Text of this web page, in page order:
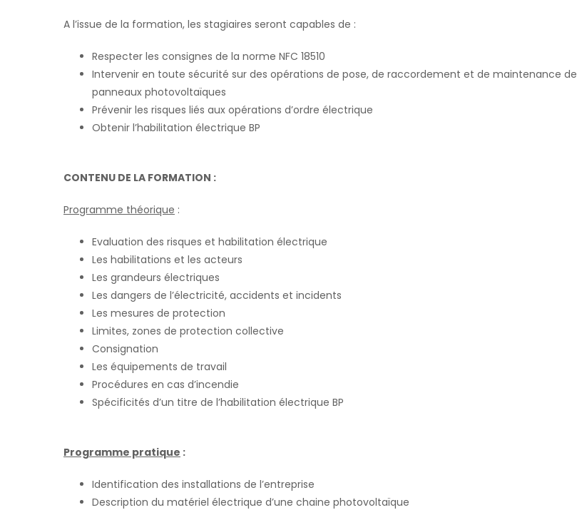
A l’issue de la formation, les stagiaires seront capables de :
Respecter les consignes de la norme NFC 18510
Intervenir en toute sécurité sur des opérations de pose, de raccordement et de maintenance de
panneaux photovoltaïques
Prévenir les risques liés aux opérations d’ordre électrique
Obtenir l’habilitation électrique BP
CONTENU DE LA FORMATION :
Programme théorique :
Evaluation des risques et habilitation électrique
Les habilitations et les acteurs
Les grandeurs électriques
Les dangers de l’électricité, accidents et incidents
Les mesures de protection
Limites, zones de protection collective
Consignation
Les équipements de travail
Procédures en cas d’incendie
Spécificités d’un titre de l’habilitation électrique BP
Programme pratique :
Identification des installations de l’entreprise
Description du matériel électrique d’une chaine photovoltaïque